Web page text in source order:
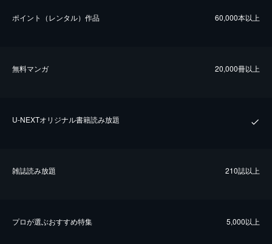
ポイント（レンタル）作品 60,000本以上
無料マンガ 20,000冊以上
U-NEXTオリジナル書籍読み放題
雑誌読み放題 210誌以上
プロが選ぶおすすめ特集 5,000以上